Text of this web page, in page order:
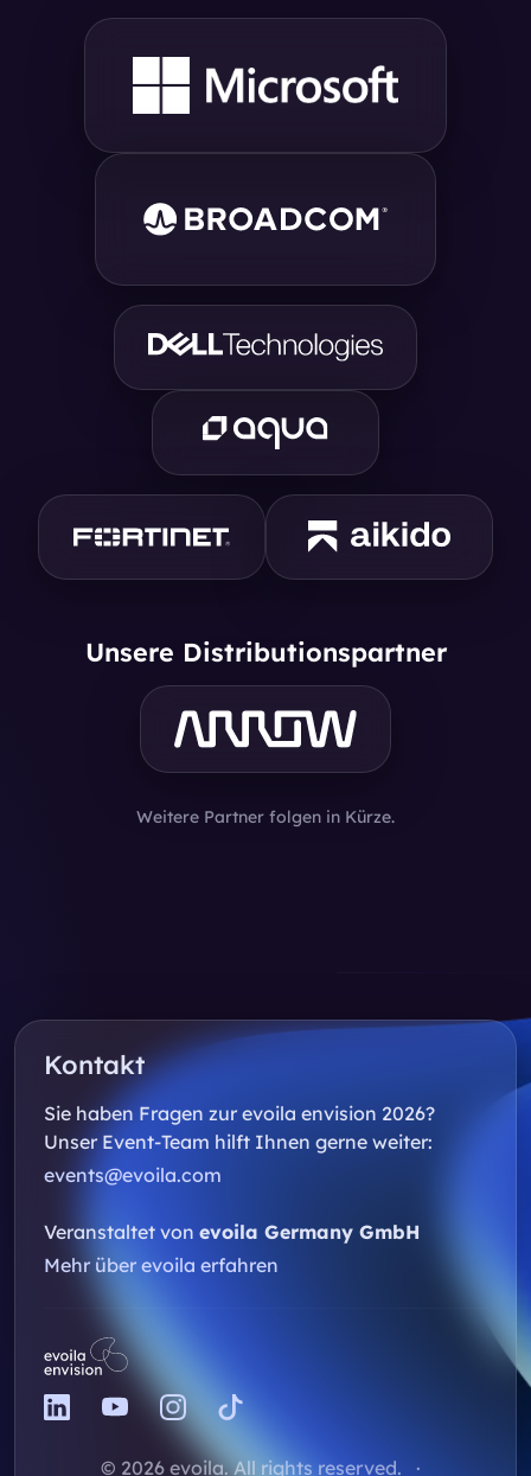
Unsere Distributionspartner
Weitere Partner folgen in Kürze.
Kontakt
Sie haben Fragen zur evoila envision 2026?
Unser Event-Team hilft Ihnen gerne weiter:
events@evoila.com
Veranstaltet von evoila Germany GmbH
Mehr über evoila erfahren
© 2026 evoila. All rights reserved. ·